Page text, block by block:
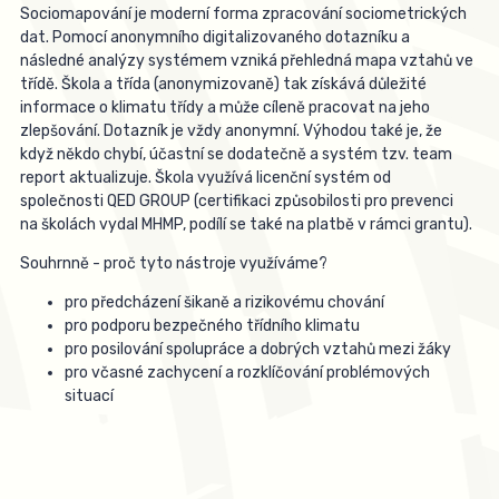
Sociomapování je moderní forma zpracování sociometrických
dat. Pomocí anonymního digitalizovaného dotazníku a
následné analýzy systémem vzniká přehledná mapa vztahů ve
třídě. Škola a třída (anonymizovaně) tak získává důležité
informace o klimatu třídy a může cíleně pracovat na jeho
zlepšování. Dotazník je vždy anonymní. Výhodou také je, že
když někdo chybí, účastní se dodatečně a systém tzv. team
report aktualizuje. Škola využívá licenční systém od
společnosti QED GROUP (certifikaci způsobilosti pro prevenci
na školách vydal MHMP, podílí se také na platbě v rámci grantu).
Souhrnně - proč tyto nástroje využíváme?
pro předcházení šikaně a rizikovému chování
pro podporu bezpečného třídního klimatu
pro posilování spolupráce a dobrých vztahů mezi žáky
pro včasné zachycení a rozklíčování problémových
situací